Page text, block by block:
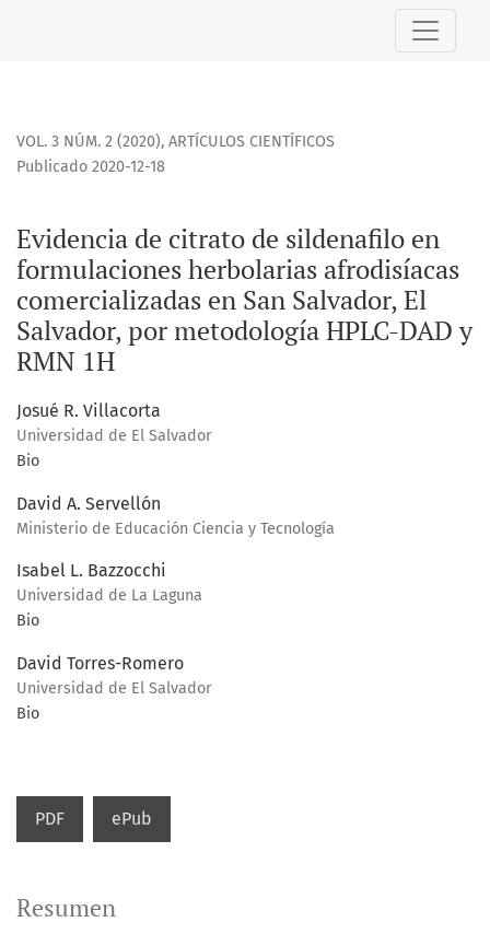
Evidencia de citrato de sildenafilo en formulaciones
VOL. 3 NÚM. 2 (2020), ARTÍCULOS CIENTÍFICOS
Evidencia de citrato de sildenafilo en
formulaciones herbolarias afrodisíacas
comercializadas en San Salvador, El
Salvador, por metodología HPLC-DAD y
RMN 1H
Publicado 2020-12-18
Josué R. Villacorta
Universidad de El Salvador
Bio
David A. Servellón
Ministerio de Educación Ciencia y Tecnología
Isabel L. Bazzocchi
Universidad de La Laguna
Bio
David Torres-Romero
Universidad de El Salvador
Bio
PDF ePub
Resumen